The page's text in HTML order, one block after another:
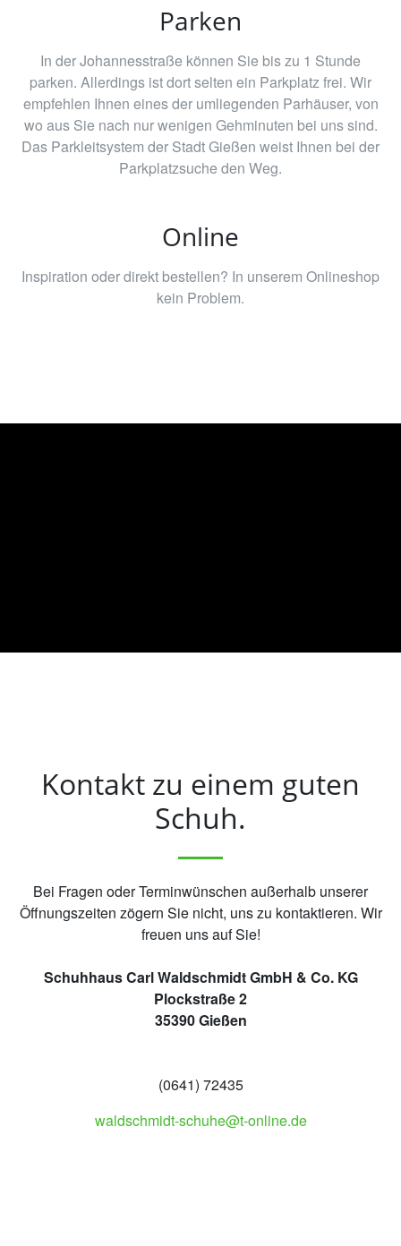
Parken
In der Johannesstraße können Sie bis zu 1 Stunde
parken. Allerdings ist dort selten ein Parkplatz frei. Wir
empfehlen Ihnen eines der umliegenden Parhäuser, von
wo aus Sie nach nur wenigen Gehminuten bei uns sind.
Das Parkleitsystem der Stadt Gießen weist Ihnen bei der
Parkplatzsuche den Weg.
Online
Inspiration oder direkt bestellen? In unserem Onlineshop
kein Problem.
Kontakt zu einem guten
Schuh.
Bei Fragen oder Terminwünschen außerhalb unserer
Öffnungszeiten zögern Sie nicht, uns zu kontaktieren. Wir
freuen uns auf Sie!
Schuhhaus Carl Waldschmidt GmbH & Co. KG
Plockstraße 2
35390 Gießen
(0641) 72435
waldschmidt-schuhe@t-online.de